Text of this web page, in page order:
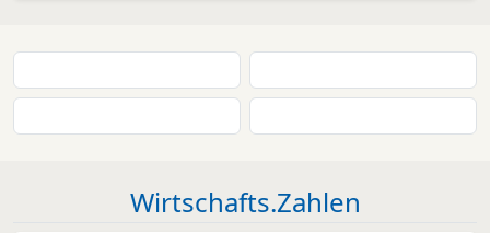
Wirtschafts.Zahlen